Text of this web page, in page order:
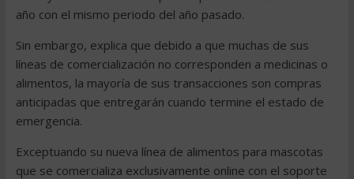
año con el mismo periodo del año pasado.
Sin embargo, explica que debido a que muchas de sus
líneas de comercialización no corresponden a medicinas o
alimentos, la mayoría de sus transacciones son compras
anticipadas que entregarán cuando termine el estado de
emergencia.
Exceptuando su nueva línea de alimentos para mascotas
que se comercializa exclusivamente online con el soporte